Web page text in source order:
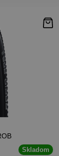
Skladom